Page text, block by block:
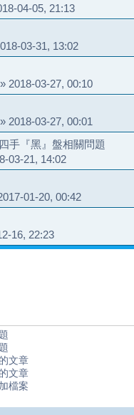
04-05, 21:13
03-31, 13:02
» 2018-03-27, 00:10
» 2018-03-27, 00:01
手『黑』盤相關問題
03-21, 14:02
01-20, 00:42
16, 22:23
文章
文章
檔案